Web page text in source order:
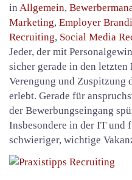
in Allgemein,
Marketing, Employer
Recruiting, Social Media
Jeder, der mit
sicher gerade in den letzten
Verengung und Zuspitzung
erlebt. Gerade für
der Bewerbungseingang
Insbesondere in der IT und
schwieriger, wichtige